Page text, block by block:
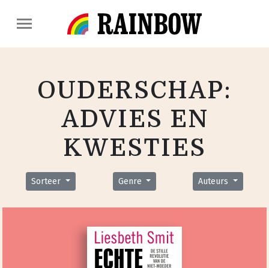
OUDERSCHAP:
ADVIES EN
KWESTIES
Sorteer Genre Auteurs